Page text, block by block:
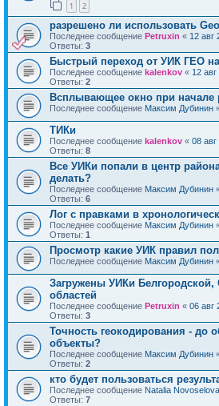
1 2
разрешено ли использовать
Последнее сообщение Petruxin « 12 авг
Ответы: 3
Быстрый переход от УИК ГЕО
Последнее сообщение kalenkov « 12
Ответы: 2
Всплывающее окно при начале
Последнее сообщение Максим Дубинин
ТИКи
Последнее сообщение kalenkov « 08
Ответы: 8
Все УИКи попали в центр
делать?
Последнее сообщение Максим Дубинин
Ответы: 6
Лог с правками в
Последнее сообщение Максим Дубинин
Ответы: 1
Просмотр какие УИК правил
Последнее сообщение Максим Дубинин
Загружены УИКи Белгородской,
областей
Последнее сообщение Petruxin « 06 авг
Ответы: 3
Точность геокодирования - до
объекты?
Последнее сообщение Максим Дубинин
Ответы: 2
кто будет пользоваться
Последнее сообщение Natalia Novoselova
Ответы: 7